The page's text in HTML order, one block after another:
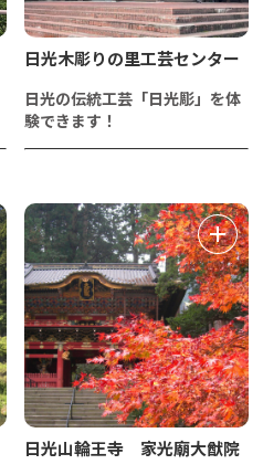
日光木彫りの里工芸センター
日光の伝統工芸「日光彫」を体
験できます！
日光山輪王寺 家光廟大猷院